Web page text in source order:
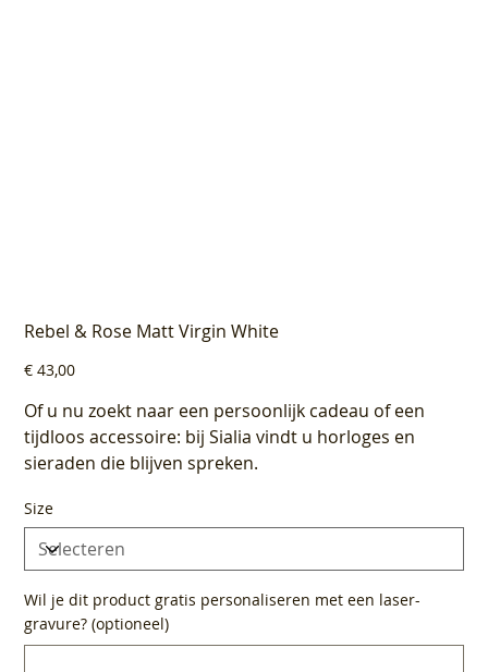
Rebel & Rose Matt Virgin White
Prijs
€ 43,00
Of u nu zoekt naar een persoonlijk cadeau of een
tijdloos accessoire: bij Sialia vindt u horloges en
sieraden die blijven spreken.
Size
Wil je dit product gratis personaliseren met een laser-
gravure? (optioneel)